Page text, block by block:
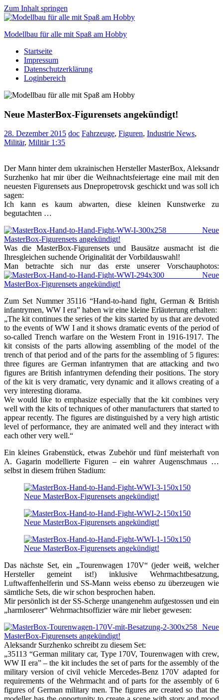
Zum Inhalt springen
Modellbau für alle mit Spaß am Hobby
Scale
modelling
to
Startseite
Impressum
Datenschutzerklärung
Loginbereich
Neue MasterBox-Figurensets angekündigt!
28. Dezember 2015 doc Fahrzeuge, Figuren, Industrie News,
Militär, Militär 1:35
Der Mann hinter dem ukrainischen Hersteller MasterBox, Aleksandr
Surzhenko hat mir über die Weihnachtsfeiertage eine mail mit den
neuesten Figurensets aus Dnepropetrovsk geschickt und was soll ich
sagen:
Ich kann es kaum abwarten, diese kleinen Kunstwerke zu
begutachten …
Was die MasterBox-Figurensets und Bausätze ausmacht ist die
Ihresgleichen suchende Originalität der Vorbildauswahl!
Man betrachte sich nur das erste unserer Vorschauphotos:
Zum Set Nummer 35116 “Hand-to-hand fight, German & British
infantrymen, WW I era” haben wir eine kleine Erläuterung erhalten:
„The kit continues the series of the kits started by us that are devoted
to the events of WW I and it shows dramatic events of the period of
so-called Trench warfare on the Western Front in 1916-1917. The
kit consists of the parts allowing assembling of the model of the
trench of that period and of the parts for the assembling of 5 figures:
three figures are German infantrymen that are attacking and two
figures are British infantrymen defending their positions. The story
of the kit is very dramatic, very dynamic and it allows creating of a
very interesting diorama.
We would like to emphasize especially that the kit combines very
well with the kits of techniques of other manufacturers that started to
appear recently. The figures are distinguished by a very high artistic
level of performance, they are animated well and they interact with
each other very well.“
Ein kleines Grabenstück, etwas Zubehör und fünf meisterhaft von
A. Gagarin modellierte Figuren – ein wahrer Augenschmaus …
selbst in diesem frühen Stadium:
Das nächste Set, ein „Tourenwagen 170V“ (jeder weiß, welcher
Hersteller gemeint ist!) inklusive Wehrmachtbesatzung,
Luftwaffenhelferin und SS-Mann weiss ebenso zu überzeugen wie
sämtliche Sets, die wir schon besprochen haben.
Mir persönlich ist der SS-Scherge unangenehm aufgestossen und ein
„harmloserer“ Wehrmachtsoffizier wäre mir lieber gewesen:
Aleksandr Surzhenko schreibt zu diesem Set:
„35113 “German military car, Type 170V, Tourenwagen with crew,
WW II era” – the kit includes the set of parts for the assembly of the
military version of civil vehicle Mercedes-Benz 170V adapted for
requirements of the Wehrmacht and of parts for the assembly of 6
figures of German military men. The figures are created so that the